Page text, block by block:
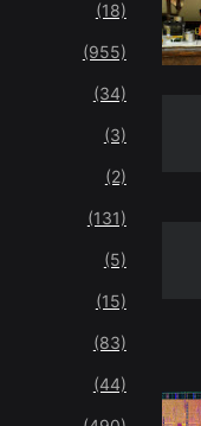
(18)
(955)
(34)
(3)
(2)
(131)
(5)
(15)
(83)
(44)